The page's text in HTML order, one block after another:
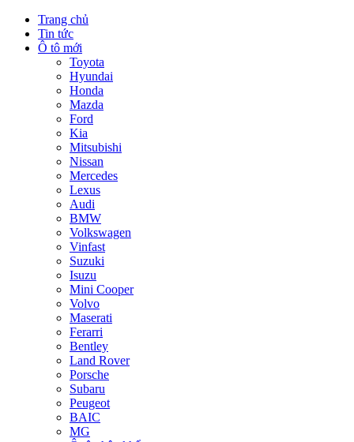
Trang chủ
Tin tức
Ô tô mới
Toyota
Hyundai
Honda
Mazda
Ford
Kia
Mitsubishi
Nissan
Mercedes
Lexus
Audi
BMW
Volkswagen
Vinfast
Suzuki
Isuzu
Mini Cooper
Volvo
Maserati
Ferarri
Bentley
Land Rover
Porsche
Subaru
Peugeot
BAIC
MG